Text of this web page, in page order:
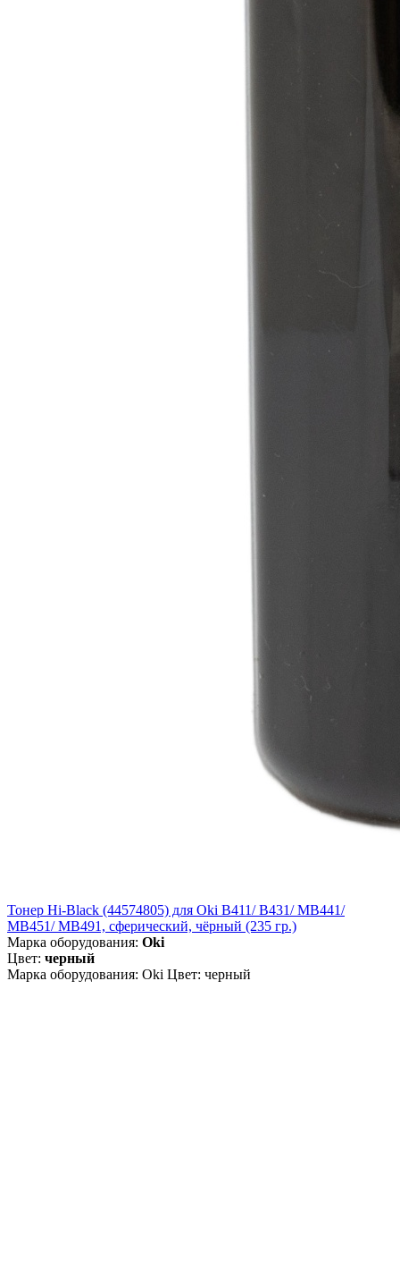
Тонер Hi-Black (44574805) для Oki B411/ B431/ MB441/
MB451/ MB491, сферический, чёрный (235 гр.)
Марка оборудования: Oki
Цвет: черный
Марка оборудования: Oki Цвет: черный